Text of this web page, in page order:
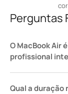
Perguntas
O MacBook Air
profissional
Qual a duração